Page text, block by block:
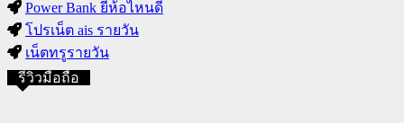
Power Bank ยี่ห้อไหนดี
โปรเน็ต ais รายวัน
เน็ตทรูรายวัน
รีวิวมือถือ